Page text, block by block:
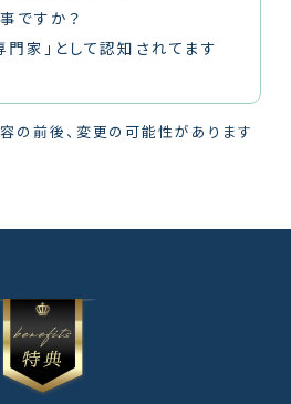
ですか？
門家」として認知されてます
の前後、変更の可能性があります